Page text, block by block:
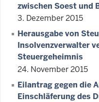
zwischen Soest und
3. Dezember 2015
Herausgabe von
Insolvenzverwalter
Steuergeheimnis
24. November 2015
Eilantrag gegen die
Einschläferung des